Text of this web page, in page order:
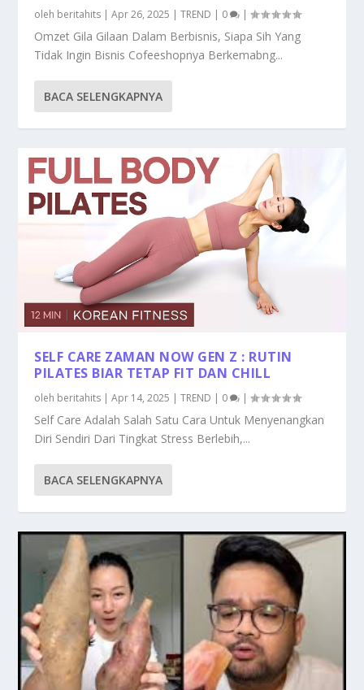
oleh beritahits |Apr 26, 2025 |TREND | 0 |
Omzet Gila Gilaan Dalam Berbisnis, Siapa Sih Yang
Tidak Ingin Bisnis Cofeeshopnya Berkemabng...
BACA SELENGKAPNYA
SELF CARE ZAMAN NOW GEN Z : RUTIN
PILATES BIAR TETAP FIT DAN CHILL
oleh beritahits |Apr 14, 2025 |TREND | 0 |
Self Care Adalah Salah Satu Cara Untuk Menyenangkan
Diri Sendiri Dari Tingkat Stress Berlebih,...
BACA SELENGKAPNYA